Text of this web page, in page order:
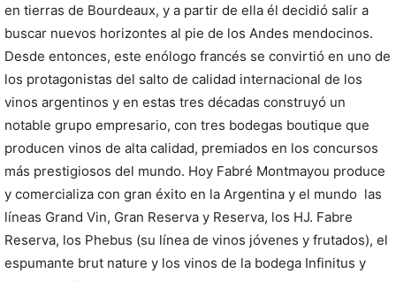
en tierras de Bourdeaux, y a partir de ella él decidió salir a
buscar nuevos horizontes al pie de los Andes mendocinos.
Desde entonces, este enólogo francés se convirtió en uno de
los protagonistas del salto de calidad internacional de los
vinos argentinos y en estas tres décadas construyó un
notable grupo empresario, con tres bodegas boutique que
producen vinos de alta calidad, premiados en los concursos
más prestigiosos del mundo. Hoy Fabré Montmayou produce
y comercializa con gran éxito en la Argentina y el mundo las
líneas Grand Vin, Gran Reserva y Reserva, los HJ. Fabre
Reserva, los Phebus (su línea de vinos jóvenes y frutados), el
espumante brut nature y los vinos de la bodega Infinitus y